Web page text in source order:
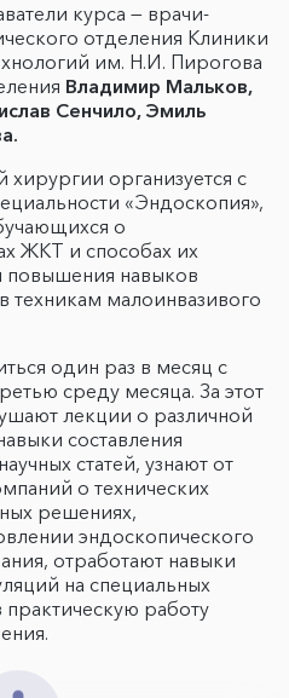
курса — врачи-
отделения Клиники
им. Н.И. Пирогова
Владимир Мальков,
Сенчило, Эмиль
организуется с
«Эндоскопия»,
о
ЖКТ и способах их
повышения навыков
техникам малоинвазивого
один раз в месяц с
среду месяца. За этот
лекции о различной
составления
статей, узнают от
о технических
решениях,
эндоскопического
отработают навыки
на специальных
практическую работу